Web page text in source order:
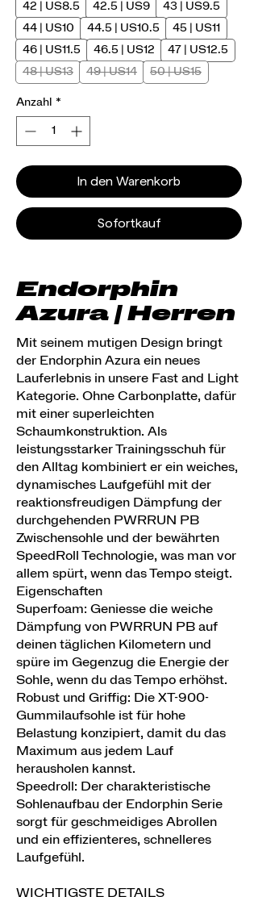
42 | US8.5
42.5 | US9
43 | US9.5
44 | US10
44.5 | US10.5
45 | US11
46 | US11.5
46.5 | US12
47 | US12.5
48 | US13
49 | US14 50 | US15
Anzahl *
In den Warenkorb
Sofortkauf
Endorphin
Azura | Herren
Mit seinem mutigen Design bringt
der Endorphin Azura ein neues
Lauferlebnis in unsere Fast and Light
Kategorie. Ohne Carbonplatte, dafür
mit einer superleichten
Schaumkonstruktion. Als
leistungsstarker Trainingsschuh für
den Alltag kombiniert er ein weiches,
dynamisches Laufgefühl mit der
reaktionsfreudigen Dämpfung der
durchgehenden PWRRUN PB
Zwischensohle und der bewährten
SpeedRoll Technologie, was man vor
allem spürt, wenn das Tempo steigt.
Eigenschaften
Superfoam: Geniesse die weiche
Dämpfung von PWRRUN PB auf
deinen täglichen Kilometern und
spüre im Gegenzug die Energie der
Sohle, wenn du das Tempo erhöhst.
Robust und Griffig: Die XT-900-
Gummilaufsohle ist für hohe
Belastung konzipiert, damit du das
Maximum aus jedem Lauf
herausholen kannst.
Speedroll: Der charakteristische
Sohlenaufbau der Endorphin Serie
sorgt für geschmeidiges Abrollen
und ein effizienteres, schnelleres
Laufgefühl.
WICHTIGSTE DETAILS